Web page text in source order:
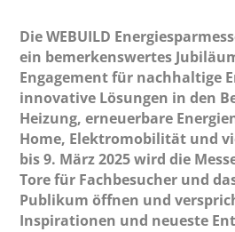
Die WEBUILD
ein bemerkenswertes
Engagement für nachhaltige
innovative Lösungen in den
Heizung, erneuerbare
Home, Elektromobilität und
bis 9. März 2025 wird die
Tore für Fachbesucher und
Publikum öffnen und
Inspirationen und neueste